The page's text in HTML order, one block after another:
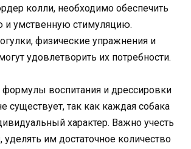
колли, необходимо обеспечить
и умственную стимуляцию.
физические упражнения и
удовлетворить их потребности.
формулы воспитания и дрессировки
существует, так как каждая собака
характер. Важно учесть
уделять им достаточное количество